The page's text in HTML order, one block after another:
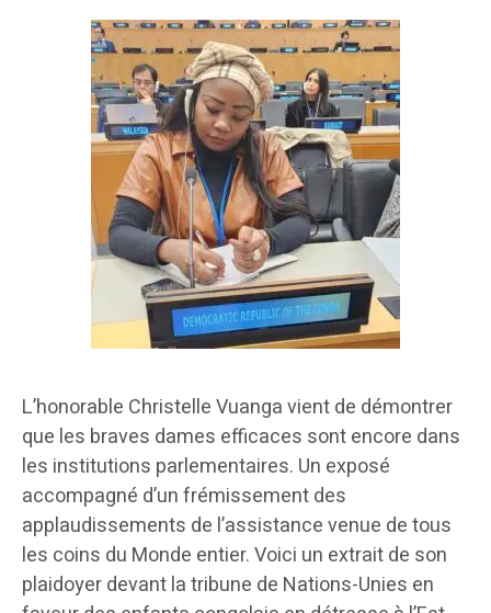
L’honorable Christelle Vuanga vient de démontrer
que les braves dames efficaces sont encore dans
les institutions parlementaires. Un exposé
accompagné d’un frémissement des
applaudissements de l’assistance venue de tous
les coins du Monde entier. Voici un extrait de son
plaidoyer devant la tribune de Nations-Unies en